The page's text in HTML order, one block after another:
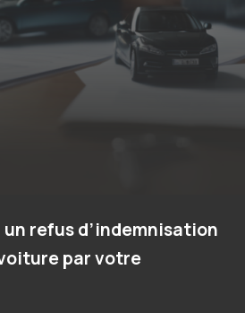
refus d’indemnisation
par votre